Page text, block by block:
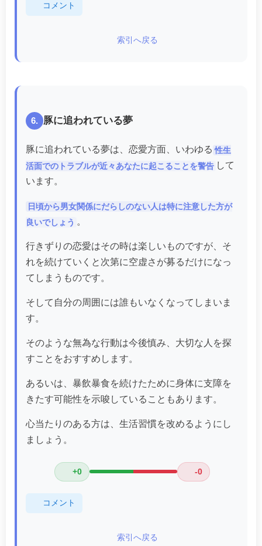
コメント
索引へ戻る
6. 豚に追われている夢
豚に追われている夢は、恋愛方面、いわゆる 性生
活面でのトラブルが近々あなたに起こることを警告 して
います。
日頃から男女関係にだらしのない人は特に注意した方が
良いでしょう 。
行きずりの恋愛はその時は楽しいものですが、そ
れを続けていくと次第に空虚さが募るだけになっ
てしまうものです。
そして自分の周囲には誰もいなくなってしまいま
す。
そのような無為な行動は今後慎み、大切な人を探
すことをおすすめします。
あるいは、暴飲暴食を続けたために身体に支障を
きたす可能性を示唆していることもあります。
心当たりのある方は、生活習慣を改めるようにし
ましょう。
+0 -0
コメント
索引へ戻る